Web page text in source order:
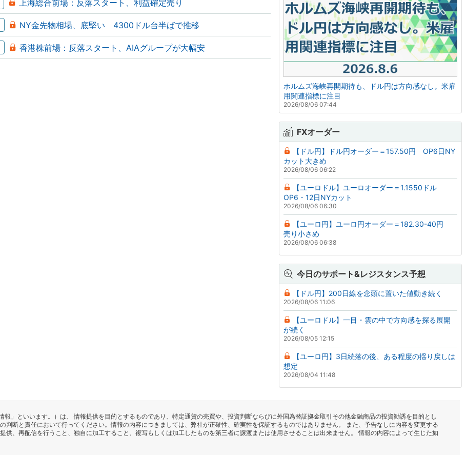
上海総合前場：反落スタート、利益確定売り
NY金先物相場、底堅い 4300ドル台半ばで推移
香港株前場：反落スタート、AIAグループが大幅安
ホルムズ海峡再開期待も、ドル円は方向感なし。米雇
用関連指標に注目
2026/08/06 07:44
FXオーダー
【ドル円】ドル円オーダー＝157.50円 OP6日NY
カット大きめ
2026/08/06 06:22
【ユーロドル】ユーロオーダー＝1.1550ドル
OP6・12日NYカット
2026/08/06 06:30
【ユーロ円】ユーロ円オーダー＝182.30-40円
売り小さめ
2026/08/06 06:38
今日のサポート&レジスタンス予想
【ドル円】200日線を念頭に置いた値動き続く
2026/08/06 11:06
【ユーロドル】一目・雲の中で方向感を探る展開
が続く
2026/08/05 12:15
【ユーロ円】3日続落の後、ある程度の揺り戻しは
想定
2026/08/04 11:48
」といいます。）は、 情報提供を目的とするものであり、特定通貨の売買や、投資判断ならびに外国為替証拠金取引その他金融商品の投資勧誘を目的とし
断と責任において行ってください。情報の内容につきましては、弊社が正確性、確実性を保証するものではありません。 また、予告なしに内容を変更する
供、再配信を行うこと、独自に加工すること、複写もしくは加工したものを第三者に譲渡または使用させることは出来ません。 情報の内容によって生じた如